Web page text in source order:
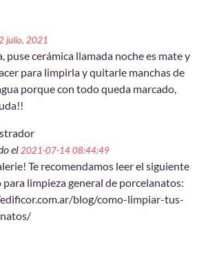
julio, 2021
puse cerámica llamada noche es mate y
para limpirla y quitarle manchas de
porque con todo queda marcado,
el 2021-07-14 08:44:49
Te recomendamos leer el siguiente
limpieza general de porcelanatos:
blog/como-limpiar-tus-